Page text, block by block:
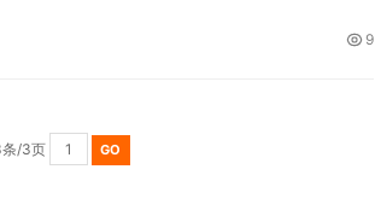
信就加QQ【493842285】
9
/3页